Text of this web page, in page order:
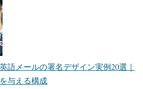
語メールの署名デザイン実例20選｜
与える構成